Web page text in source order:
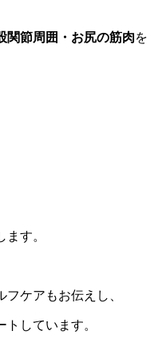
関節周囲・お尻の筋肉を
す。
ケアもお伝えし、
しています。